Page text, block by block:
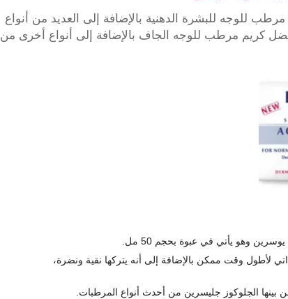
للوجه للبشرة الدهنية بالإضافة إلى العديد من أنواع
كريم مرطب للوجه الجاف بالإضافة إلى أنواع أخرى من
وهو يأتي في عبوة بحجم 50 مل.
لأطول وقت ممكن بالإضافة إلى أنه يتركها نقية ونضرة،
بينها الجلوكوز جليسرين من أحدث أنواع المرطبات.